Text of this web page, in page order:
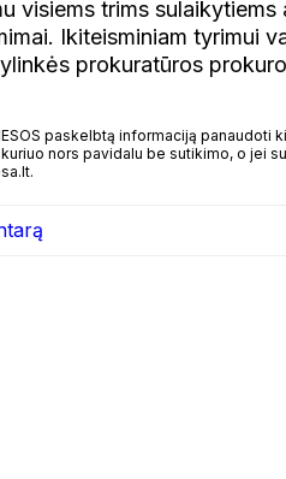
visiems trims
Ikiteisminiam tyrimui
prokuratūros
paskelbtą informaciją
nors pavidalu be sutikimo, o jei